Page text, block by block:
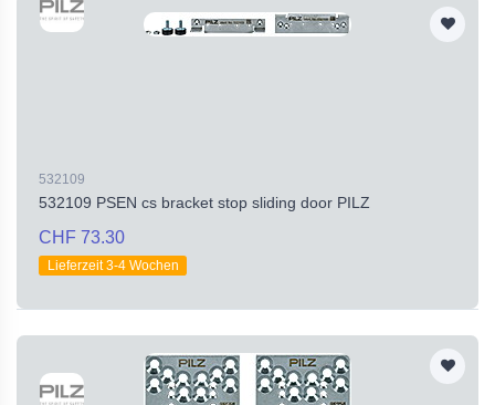
532109
532109 PSEN cs bracket stop sliding door PILZ
CHF 73.30
Lieferzeit 3-4 Wochen